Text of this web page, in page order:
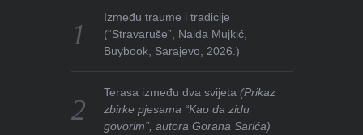
Između traume i tradicije
(“Stravaruše”, Naida Mujkić,
Buybook, Sarajevo, 2026.)
Terasa između dva svijeta(Prikaz
zbirke pjesama “Kao da zidu
govorim”, autora Gorana Sarića)